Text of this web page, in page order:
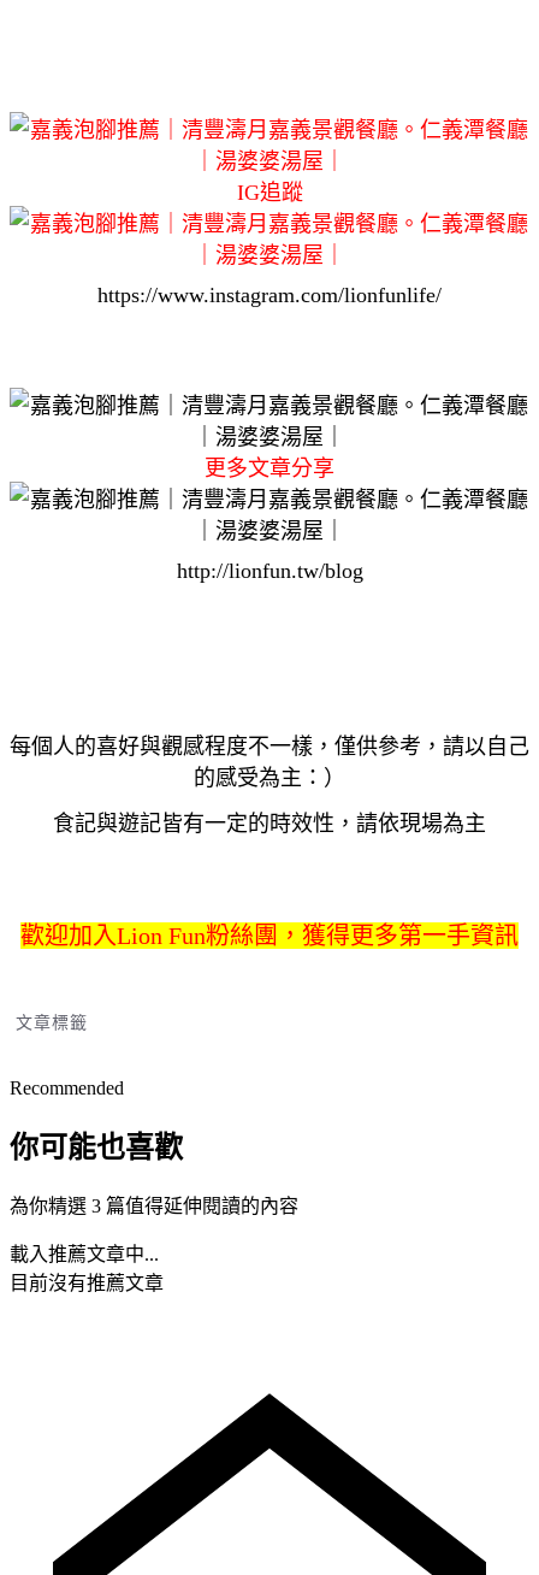
IG追蹤
https://www.instagram.com/lionfunlife/
更多文章分享
http://lionfun.tw/blog
每個人的喜好與觀感程度不一樣，僅供參考，請以自己
的感受為主：）
食記與遊記皆有一定的時效性，請依現場為主
歡迎加入Lion Fun粉絲團，獲得更多第一手資訊
文章標籤
Recommended
你可能也喜歡
為你精選 3 篇值得延伸閱讀的內容
載入推薦文章中...
目前沒有推薦文章